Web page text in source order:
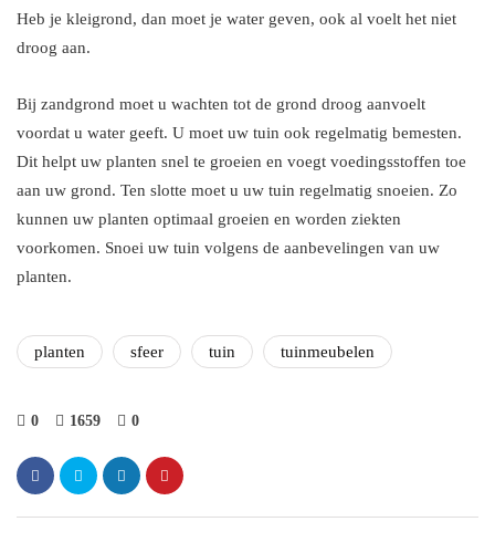
Heb je kleigrond, dan moet je water geven, ook al voelt het niet
droog aan.
Bij zandgrond moet u wachten tot de grond droog aanvoelt
voordat u water geeft. U moet uw tuin ook regelmatig bemesten.
Dit helpt uw planten snel te groeien en voegt voedingsstoffen toe
aan uw grond. Ten slotte moet u uw tuin regelmatig snoeien. Zo
kunnen uw planten optimaal groeien en worden ziekten
voorkomen. Snoei uw tuin volgens de aanbevelingen van uw
planten.
planten sfeer tuin tuinmeubelen
0 1659 0